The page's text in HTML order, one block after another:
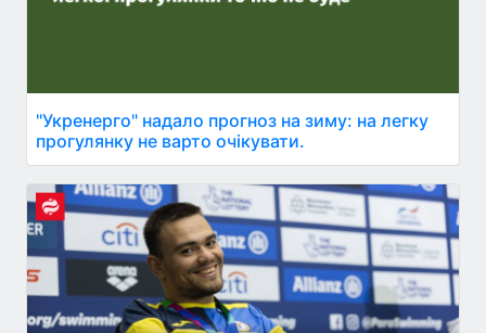
"Укренерго" надало прогноз на зиму: на легку
прогулянку не варто очікувати.